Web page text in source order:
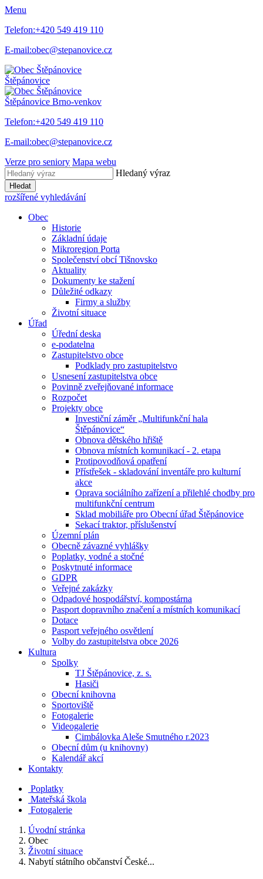
Menu
Telefon:+420 549 419 110
E-mail:obec@stepanovice.cz
Štěpánovice
Štěpánovice Brno-venkov
Telefon:+420 549 419 110
E-mail:obec@stepanovice.cz
Verze pro seniory Mapa webu
Hledaný výraz
Hledat
rozšířené vyhledávání
Obec
Historie
Základní údaje
Mikroregion Porta
Společenství obcí Tišnovsko
Aktuality
Dokumenty ke stažení
Důležité odkazy
Firmy a služby
Životní situace
Úřad
Úřední deska
e-podatelna
Zastupitelstvo obce
Podklady pro zastupitelstvo
Usnesení zastupitelstva obce
Povinně zveřejňované informace
Rozpočet
Projekty obce
Investiční záměr „Multifunkční hala
Štěpánovice“
Obnova dětského hřiště
Obnova místních komunikací - 2. etapa
Protipovodňová opatření
Přístřešek - skladování inventáře pro kulturní
akce
Oprava sociálního zařízení a přilehlé chodby pro
multifunkční centrum
Sklad mobiliáře pro Obecní úřad Štěpánovice
Sekací traktor, příslušenství
Územní plán
Obecně závazné vyhlášky
Poplatky, vodné a stočné
Poskytnuté informace
GDPR
Veřejné zakázky
Odpadové hospodářství, kompostárna
Pasport dopravního značení a místních komunikací
Dotace
Pasport veřejného osvětlení
Volby do zastupitelstva obce 2026
Kultura
Spolky
TJ Štěpánovice, z. s.
Hasiči
Obecní knihovna
Sportoviště
Fotogalerie
Videogalerie
Cimbálovka Aleše Smutného r.2023
Obecní dům (u knihovny)
Kalendář akcí
Kontakty
Poplatky
Mateřská škola
Fotogalerie
Úvodní stránka
Obec
Životní situace
Nabytí státního občanství České...